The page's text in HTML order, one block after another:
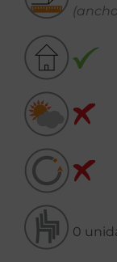
0